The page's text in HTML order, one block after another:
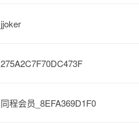
jjoker
275A2C7F70DC473F
同程会员_8EFA369D1F0